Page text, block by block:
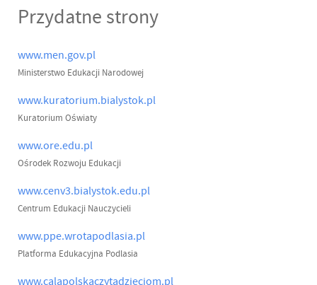
Przydatne strony
www.men.gov.pl
Ministerstwo Edukacji Narodowej
www.kuratorium.bialystok.pl
Kuratorium Oświaty
www.ore.edu.pl
Ośrodek Rozwoju Edukacji
www.cenv3.bialystok.edu.pl
Centrum Edukacji Nauczycieli
www.ppe.wrotapodlasia.pl
Platforma Edukacyjna Podlasia
www.calapolskaczytadzieciom.pl